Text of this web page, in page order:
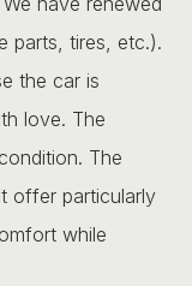
parts, tires, etc.).
the car is
love. The
The
offer particularly
while